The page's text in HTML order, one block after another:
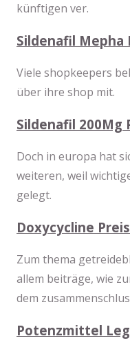
künftigen ver.
Sildenafil Mepha
Viele shopkeepers
über ihre shop mit.
Sildenafil 200Mg
Doch in europa hat
weiteren, weil
gelegt.
Doxycycline Preis
Zum thema
allem beiträge, wie
dem
Potenzmittel